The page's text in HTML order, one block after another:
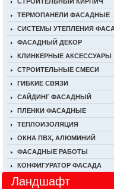
ТЕРМОПАНЕЛИ ФАСАДНЫЕ
СИСТЕМЫ УТЕПЛЕНИЯ
ФАСАДНЫЙ ДЕКОР
КЛИНКЕРНЫЕ АКСЕССУАРЫ
СТРОИТЕЛЬНЫЕ СМЕСИ
ГИБКИЕ СВЯЗИ
САЙДИНГ ФАСАДНЫЙ
ПЛЕНКИ ФАСАДНЫЕ
ТЕПЛОИЗОЛЯЦИЯ
ОКНА ПВХ, АЛЮМИНИЙ
ФАСАДНЫЕ РАБОТЫ
КОНФИГУРАТОР ФАСАДА
Ландшафт